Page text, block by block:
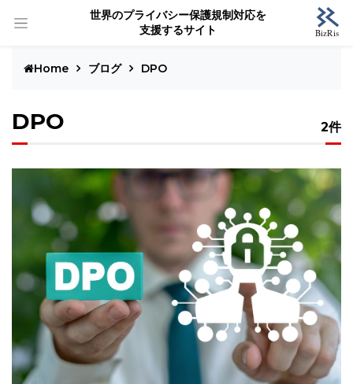
世界のプライバシー保護規制対応を
支援するサイト
Home ブログ DPO
DPO 2件